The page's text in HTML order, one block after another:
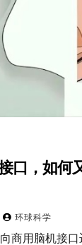
口，如何
环球科学
商用脑机接口